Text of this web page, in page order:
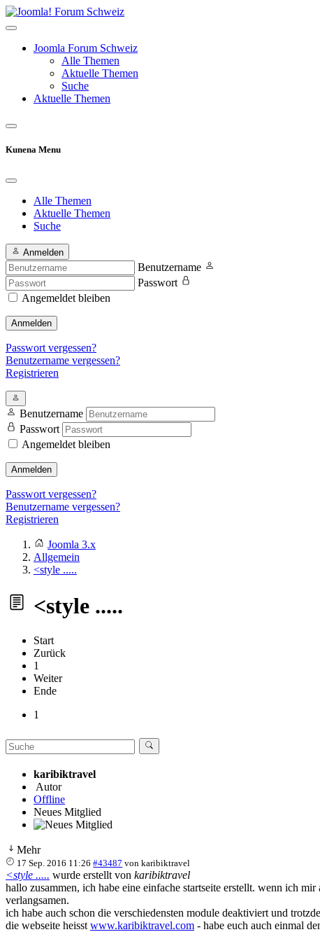
Joomla Forum Schweiz
Alle Themen
Aktuelle Themen
Suche
Aktuelle Themen
Kunena Menu
Alle Themen
Aktuelle Themen
Suche
Anmelden
Benutzername
Passwort
Angemeldet bleiben
Anmelden
Passwort vergessen?
Benutzername vergessen?
Registrieren
Benutzername
Passwort
Angemeldet bleiben
Anmelden
Passwort vergessen?
Benutzername vergessen?
Registrieren
Joomla 3.x
Allgemein
<style .....
<style .....
Start
Zurück
1
Weiter
Ende
1
karibiktravel
Autor
Offline
Neues Mitglied
Mehr
17 Sep. 2016 11:26 #43487 vonkaribiktravel
<style ..... wurde erstellt von karibiktravel
hallo zusammen, ich habe eine einfache startseite erstellt. wenn ich
verlangsamen.
ich habe auch schon die verschiedensten module deaktiviert und
die webseite heisst www.karibiktravel.com - habe euch auch einmal